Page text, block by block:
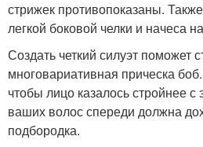
стрижек противопоказаны.
легкой боковой челки и начеса
Создать четкий силуэт поможет
многовариативная прическа
чтобы лицо казалось стройнее с
ваших волос спереди должна
подбородка.